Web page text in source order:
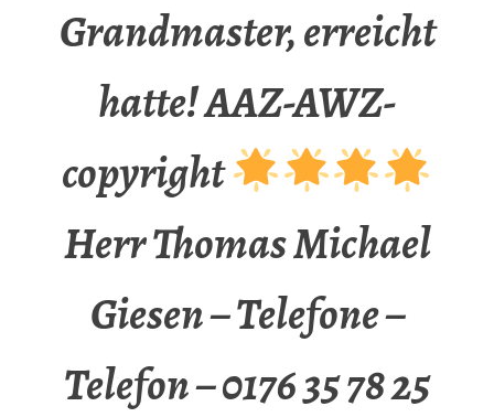
Grandmaster, erreicht
hatte! AAZ-AWZ-
copyright
Herr Thomas Michael
Giesen – Telefone –
Telefon – 0176 35 78 25